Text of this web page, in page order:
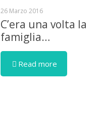
26 Marzo 2016
C’era una volta la
famiglia…
Read more